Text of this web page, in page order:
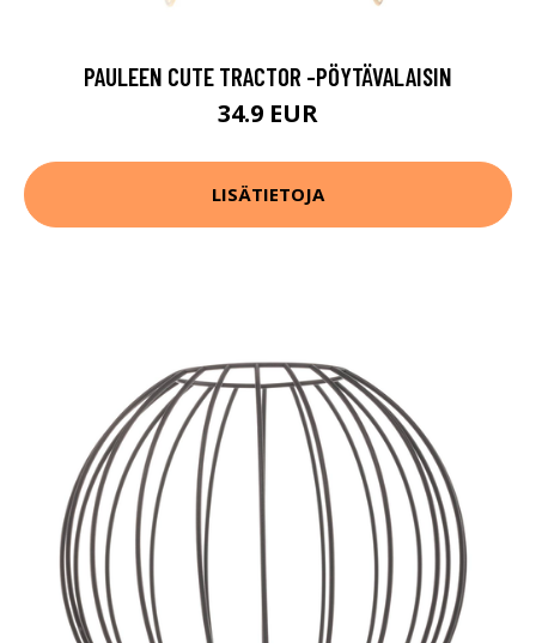
PAULEEN CUTE TRACTOR -PÖYTÄVALAISIN
34.9 EUR
LISÄTIETOJA